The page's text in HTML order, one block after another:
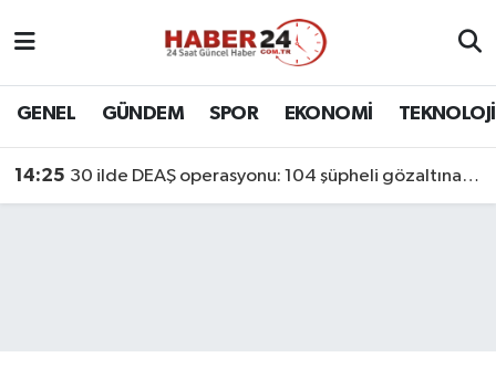
GENEL GÜNDEM SPOR EKONOMİ TEKNOLOJİ
14:25 30 ilde DEAŞ operasyonu: 104 şüpheli gözaltına alındı
Nöbetçi Eczaneler